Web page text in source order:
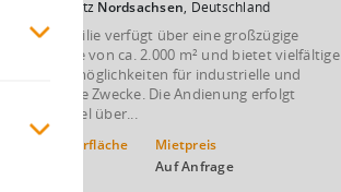
Oschatz Nordsachsen, Deutschland
Die Immobilie verfügt über eine großzügige
Lagerfläche von ca. 2.000 m² und bietet vielfältige
Nutzungsmöglichkeiten für industrielle und
gewerbliche Zwecke. Die Andienung erfolgt
komfortabel über...
Prod.-/Lagerfläche
Mietpreis
Auf Anfrage